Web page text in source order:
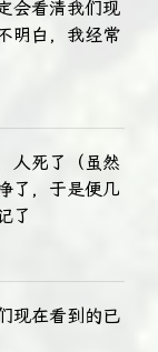
会看清我们现
明白，我经常
人死了（虽然
了，于是便几
了
现在看到的已